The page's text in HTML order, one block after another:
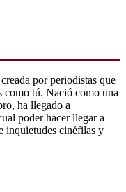
por periodistas que
como tú. Nació como una
ha llegado a
poder hacer llegar a
inquietudes cinéfilas y